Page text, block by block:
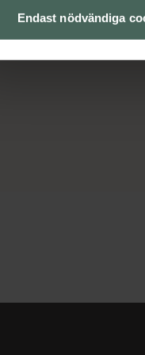
Endast nödvändiga
att prata med